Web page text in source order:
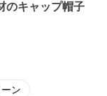
のキャップ帽子
ン